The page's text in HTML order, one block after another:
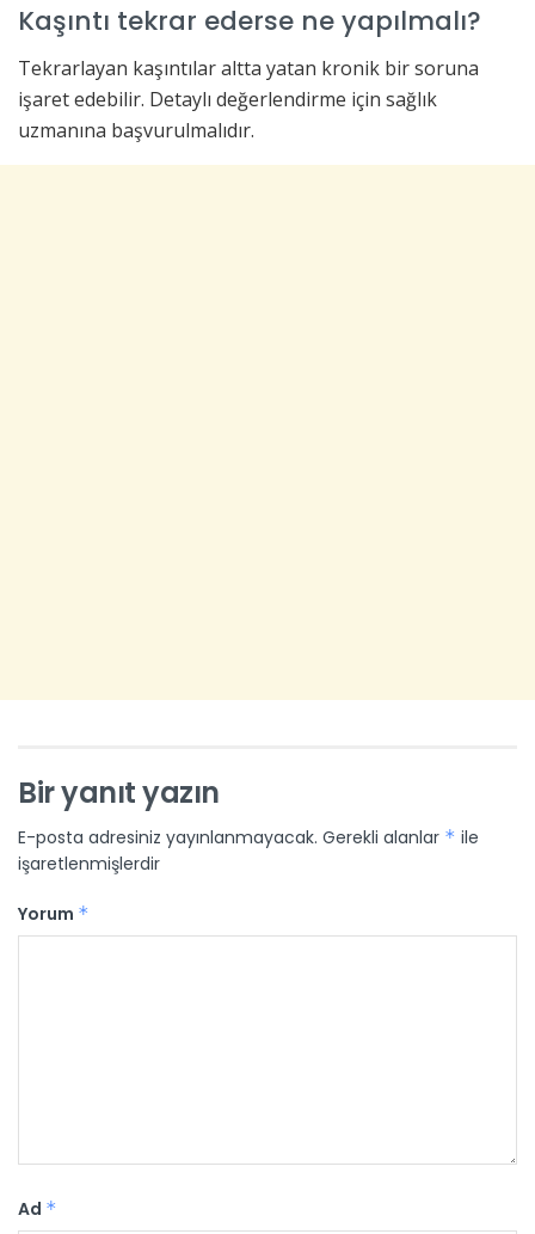
Kaşıntı tekrar ederse ne yapılmalı?
Tekrarlayan kaşıntılar altta yatan kronik bir soruna
işaret edebilir. Detaylı değerlendirme için sağlık
uzmanına başvurulmalıdır.
Bir yanıt yazın
E-posta adresiniz yayınlanmayacak. Gerekli alanlar * ile
işaretlenmişlerdir
Yorum *
Ad *